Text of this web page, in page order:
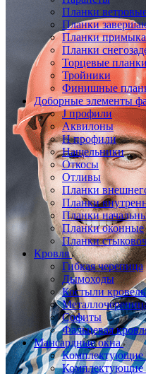
Планки
Планки
Планки
Планки
Торцевые
Тройники
Финишные
Доборные элементы
J профили
Аквилоны
Н профили
Нащельники
Откосы
Отливы
Планки
Планки
Планки
Планки оконные
Планки
Кровля
Гибкая черепица
Дымоходы
Костыли
Софиты
Фальцевая
Мансардные окна
Комплектующие
Комплектующие